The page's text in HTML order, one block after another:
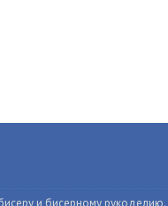
и бисерному